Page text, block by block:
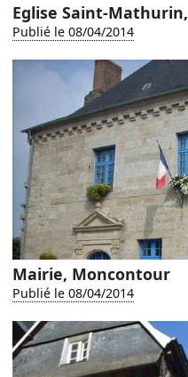
Eglise Saint-
Publié le 08/04/2014
Mairie, Moncontour
Publié le 08/04/2014